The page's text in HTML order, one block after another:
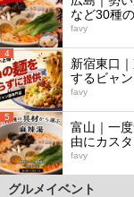
など30種
favy
4
新宿東口
するビャ
favy
5
富山｜一
由にカス
favy
グルメイベント